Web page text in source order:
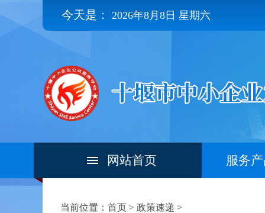
今天是： 2026年8月8日 星期六
网站首页 服务
当前位置：首页 > 政策速递 >